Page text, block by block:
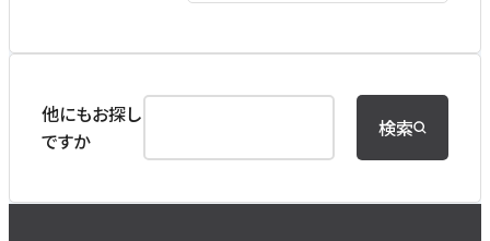
他にもお探し
ですか
検索